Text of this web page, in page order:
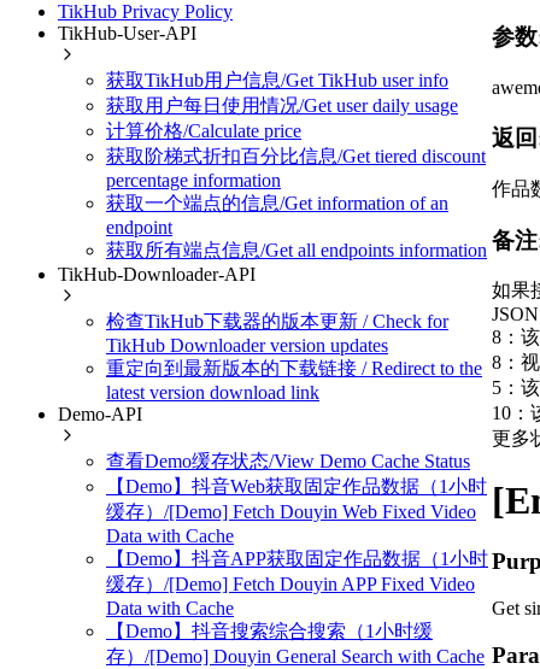
TikHub Privacy Policy
TikHub-User-API
获取TikHub用户信息/Get TikHub user info
获取用户每日使用情况/Get user daily usage
计算价格/Calculate price
获取阶梯式折扣百分比信息/Get tiered discount
percentage information
获取一个端点的信息/Get information of an
endpoint
获取所有端点信息/Get all endpoints information
TikHub-Downloader-API
检查TikHub下载器的版本更新 / Check for
TikHub Downloader version updates
重定向到最新版本的下载链接 / Redirect to the
latest version download link
Demo-API
查看Demo缓存状态/View Demo Cache Status
【Demo】抖音Web获取固定作品数据（1小时
缓存）/[Demo] Fetch Douyin Web Fixed Video
Data with Cache
【Demo】抖音APP获取固定作品数据（1小时
缓存）/[Demo] Fetch Douyin APP Fixed Video
Data with Cache
【Demo】抖音搜索综合搜索（1小时缓
存）/[Demo] Douyin General Search with Cache
参
返
作品
备
如果
8：
8：
5：
10：
更多
Get